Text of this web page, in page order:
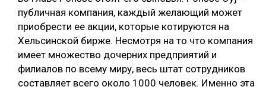
публичная компания, каждый желающий может
приобрести ее акции, которые котируются на
Хельсинской бирже. Несмотря на то что компания
имеет множество дочерних предприятий и
филиалов по всему миру, весь штат сотрудников
составляет всего около 1000 человек. Именно эта